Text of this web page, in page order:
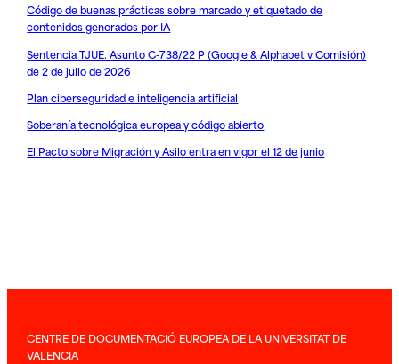
Código de buenas prácticas sobre marcado y etiquetado de
contenidos generados por IA
Sentencia TJUE. Asunto C-738/22 P (Google & Alphabet v Comisión)
de 2 de julio de 2026
Plan ciberseguridad e inteligencia artificial
Soberanía tecnológica europea y código abierto
El Pacto sobre Migración y Asilo entra en vigor el 12 de junio
CENTRE DE DOCUMENTACIÓ EUROPEA DE LA UNIVERSITAT DE
VALENCIA